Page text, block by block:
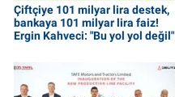
Çiftçiye 101 milyar lira destek,
bankaya 101 milyar lira faiz!
Ergin Kahveci: "Bu yol yol değil"